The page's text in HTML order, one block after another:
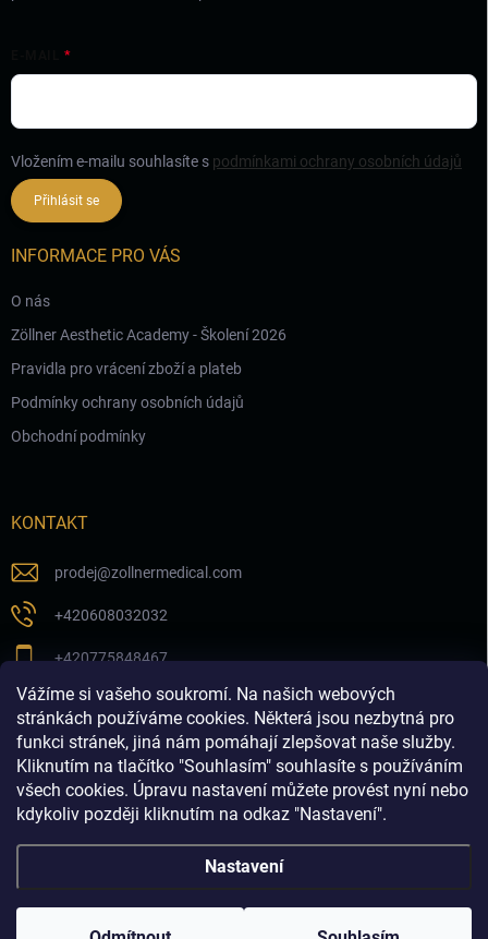
Vážíme si vašeho soukromí. Na našich webových
stránkách používáme cookies. Některá jsou nezbytná pro
funkci stránek, jiná nám pomáhají zlepšovat naše služby.
Kliknutím na tlačítko "Souhlasím" souhlasíte s používáním
všech cookies. Úpravu nastavení můžete provést nyní nebo
kdykoliv později kliknutím na odkaz "Nastavení".
Nastavení
Vložením e-mailu souhlasíte s podmínkami ochrany osobních údajů
Přihlásit se
INFORMACE PRO VÁS
O nás
Zöllner Aesthetic Academy - Školení 2026
Pravidla pro vrácení zboží a plateb
Podmínky ochrany osobních údajů
Obchodní podmínky
KONTAKT
prodej@zollnermedical.com
+420608032032
+420775848467
Sledujte nás na našem FB profilu
zollnermedical_eu
Copyright 2026Produkty pro estetickou medicínu a
dermatologii│dermalnivyplne.cz
. Všechna práva vyhrazena.